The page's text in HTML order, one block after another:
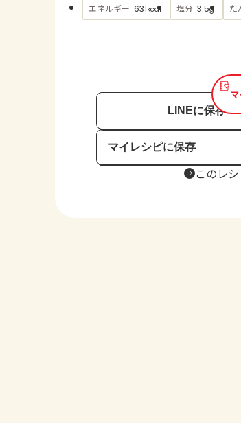
エネルギー 631kcal 塩分 3.5g た
LINEに保存
マイレシピに保存
保存済み
このレ